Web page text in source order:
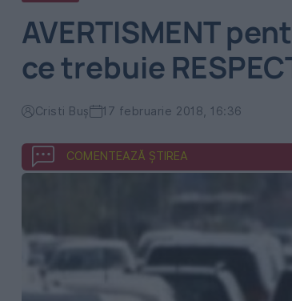
AVERTISMENT
ce trebuie
Cristi Buș 17 februarie 2018, 16:36
COMENTEAZĂ ȘTIREA